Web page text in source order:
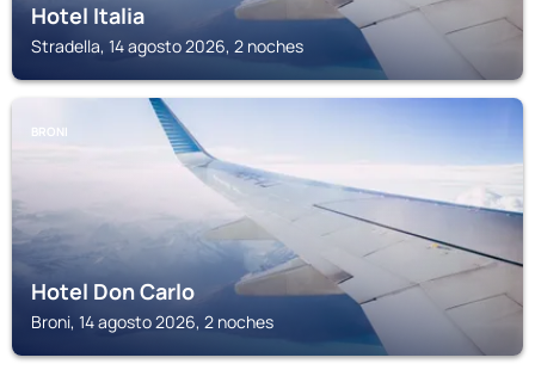
Hotel Italia
Stradella, 14 agosto 2026, 2 noches
BRONI
Hotel Don Carlo
Broni, 14 agosto 2026, 2 noches